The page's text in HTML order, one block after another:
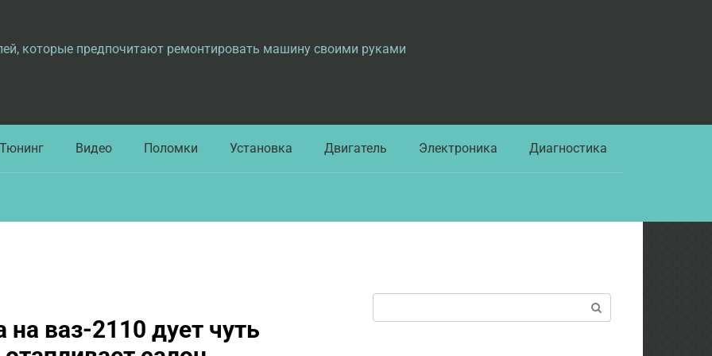
которые предпочитают ремонтировать машину своими руками
Тюнинг Видео Поломки Установка Двигатель Электроника Диагностика
на ваз-2110 дует чуть